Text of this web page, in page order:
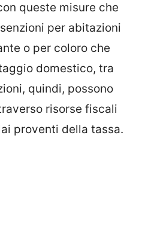
queste misure che
per abitazioni
o per coloro che
domestico, tra
quindi, possono
risorse fiscali
proventi della tassa.